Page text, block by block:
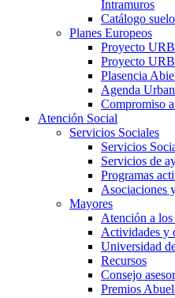
Intramuros
Catálogo
Planes Europeos
Proyecto
Proyecto
Plasencia
Agenda
Compromiso
Atención Social
Servicios Sociales
Servicios
Servicios de
Programas
Asociaciones
Mayores
Atención a los
Actividades y
Universidad
Recursos
Consejo
Premios